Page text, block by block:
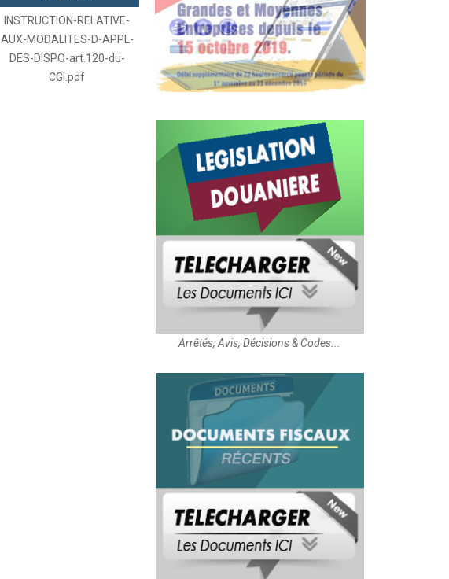
INSTRUCTION-RELATIVE-
AUX-MODALITES-D-APPL-
DES-DISPO-art.120-du-
CGI.pdf
Arrêtés, Avis, Décisions & Codes...